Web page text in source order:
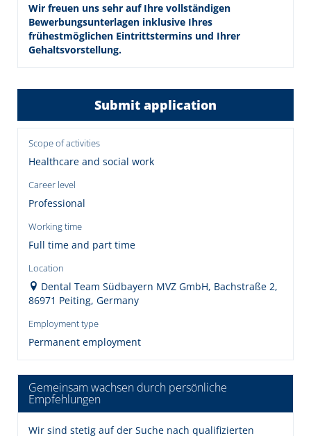
Wir freuen uns sehr auf Ihre vollständigen
Bewerbungsunterlagen inklusive Ihres
frühestmöglichen Eintrittstermins und Ihrer
Gehaltsvorstellung.
Submit application
Scope of activities
Healthcare and social work
Career level
Professional
Working time
Full time and part time
Location
Dental Team Südbayern MVZ GmbH, Bachstraße 2,
86971 Peiting, Germany
Employment type
Permanent employment
Gemeinsam wachsen durch persönliche
Empfehlungen
Wir sind stetig auf der Suche nach qualifizierten